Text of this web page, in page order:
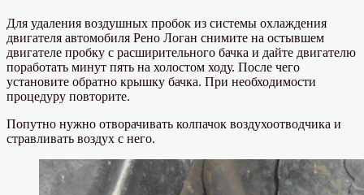
Для удаления воздушных пробок из системы охлаждения
двигателя автомобиля Рено Логан снимите на остывшем
двигателе пробку с расширительного бачка и дайте двигателю
поработать минут пять на холостом ходу. После чего
установите обратно крышку бачка. При необходимости
процедуру повторите.
Попутно нужно отворачивать колпачок воздухоотводчика и
стравливать воздух с него.